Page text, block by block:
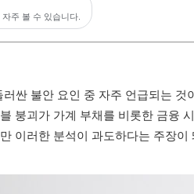
주 볼 수 있습니다.
싼 불안 요인 중 자주 언급되는 것
붕괴가 가계 부채를 비롯한 금융
이러한 분석이 과도하다는 주장이